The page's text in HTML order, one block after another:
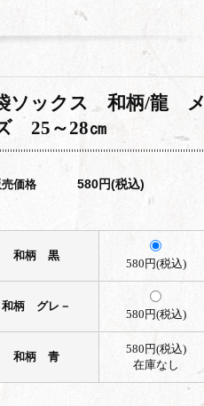
ソックス 和柄/龍 メ
25～28㎝
価格 580円(税込)
和柄 黒
580円(税込)
和柄 グレ－
580円(税込)
和柄 青
580円(税込)
在庫なし